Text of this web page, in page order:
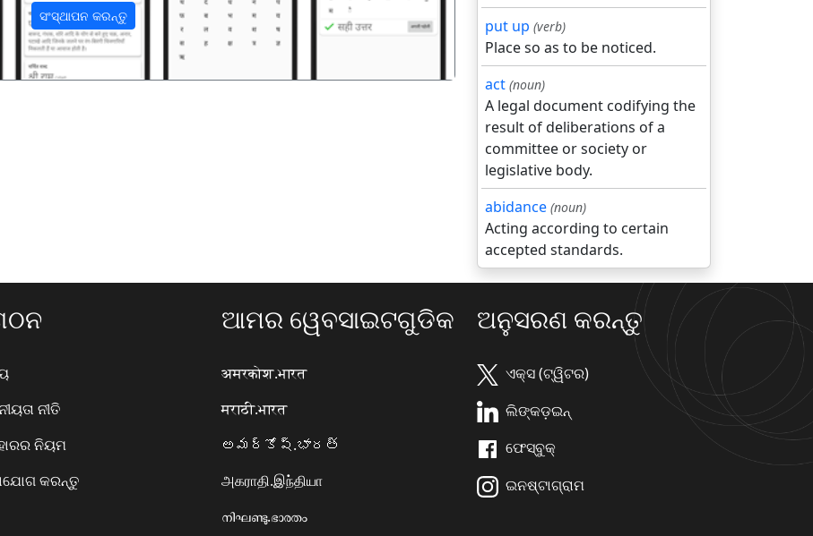
ସଂସ୍ଥାପନ କରନ୍ତୁ
put up (verb)
Place so as to be noticed.
act (noun)
A legal document codifying the
result of deliberations of a
committee or society or
legislative body.
abidance (noun)
Acting according to certain
accepted standards.
ନୀତି
ନିୟମ
କରନ୍ତୁ
ଆମର ୱେବସାଇଟଗୁଡିକ
अमरकोश.भारत
मराठी.भारत
అమర్కోష్.భారత్
அகராதி.இந்தியா
നിഘണ്ടു.ഭാരതം
ଅନୁସରଣ କରନ୍ତୁ
ଏକ୍ସ (ଟ୍ୱିଟର)
ଲିଙ୍କଡ଼ଇନ୍
ଫେସ୍ବୁକ୍
ଇନଷ୍ଟାଗ୍ରାମ